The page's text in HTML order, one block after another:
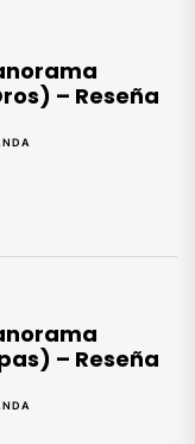
– Reseña
– Reseña